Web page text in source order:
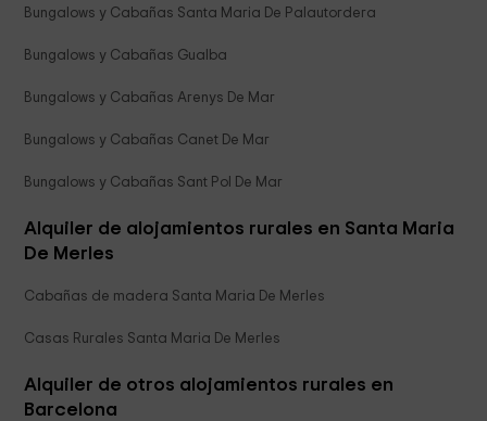
Bungalows y Cabañas Santa Maria De Palautordera
Bungalows y Cabañas Gualba
Bungalows y Cabañas Arenys De Mar
Bungalows y Cabañas Canet De Mar
Bungalows y Cabañas Sant Pol De Mar
Alquiler de alojamientos rurales en Santa Maria
De Merles
Cabañas de madera Santa Maria De Merles
Casas Rurales Santa Maria De Merles
Alquiler de otros alojamientos rurales en
Barcelona